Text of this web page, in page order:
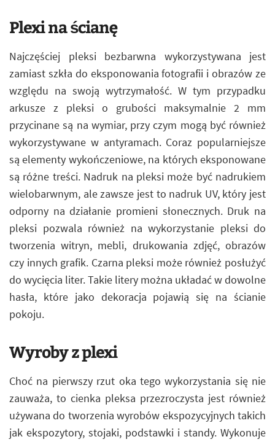
Plexi na ścianę
Najczęściej pleksi bezbarwna wykorzystywana jest
zamiast szkła do eksponowania fotografii i obrazów ze
względu na swoją wytrzymałość. W tym przypadku
arkusze z pleksi o grubości maksymalnie 2 mm
przycinane są na wymiar, przy czym mogą być również
wykorzystywane w antyramach. Coraz popularniejsze
są elementy wykończeniowe, na których eksponowane
są różne treści. Nadruk na pleksi może być nadrukiem
wielobarwnym, ale zawsze jest to nadruk UV, który jest
odporny na działanie promieni słonecznych. Druk na
pleksi pozwala również na wykorzystanie pleksi do
tworzenia witryn, mebli, drukowania zdjęć, obrazów
czy innych grafik. Czarna pleksi może również posłużyć
do wycięcia liter. Takie litery można układać w dowolne
hasła, które jako dekoracja pojawią się na ścianie
pokoju.
Wyroby z plexi
Choć na pierwszy rzut oka tego wykorzystania się nie
zauważa, to cienka pleksa przezroczysta jest również
używana do tworzenia wyrobów ekspozycyjnych takich
jak ekspozytory, stojaki, podstawki i standy. Wykonuje